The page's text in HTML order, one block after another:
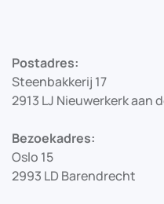
Postadres:
Steenbakkerij 17
2913 LJ Nieuwerkerk aan
Bezoekadres:
Oslo 15
2993 LD Barendrecht